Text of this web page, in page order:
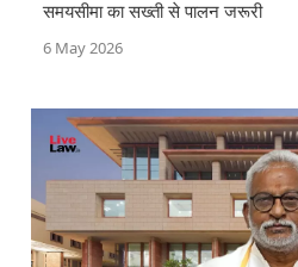
समयसीमा का सख्ती से पालन जरूरी
6 May 2026